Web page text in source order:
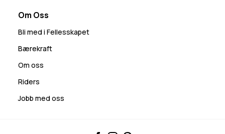
Om Oss
Bli med i Fellesskapet
Bærekraft
Om oss
Riders
Jobb med oss